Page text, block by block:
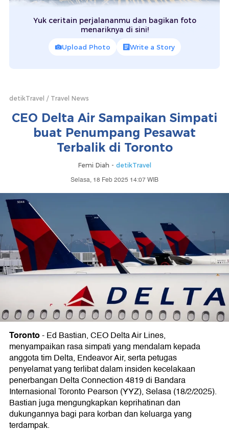
Yuk ceritain perjalananmu dan bagikan foto
menariknya di sini!
Upload Photo Write a Story
detikTravel Travel News
CEO Delta Air Sampaikan Simpati
buat Penumpang Pesawat
Terbalik di Toronto
Femi Diah - detikTravel
Selasa, 18 Feb 2025 14:07 WIB
Toronto-Ed Bastian, CEO Delta Air Lines,
menyampaikan rasa simpati yang mendalam kepada
anggota tim Delta, Endeavor Air, serta petugas
penyelamat yang terlibat dalam insiden kecelakaan
penerbangan Delta Connection 4819 di Bandara
Internasional Toronto Pearson (YYZ), Selasa (18/2/2025).
Bastian juga mengungkapkan keprihatinan dan
dukungannya bagi para korban dan keluarga yang
terdampak.